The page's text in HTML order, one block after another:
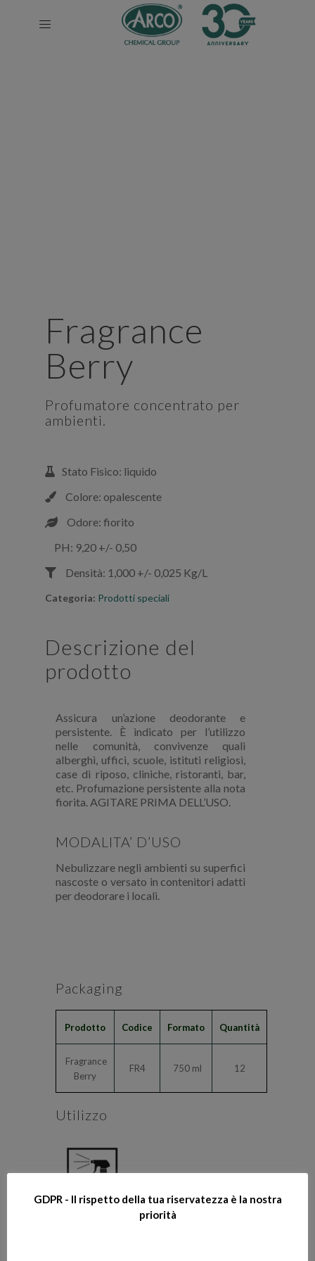
Fragrance
Berry
Profumatore concentrato per
ambienti.
Stato Fisico: liquido
Colore: opalescente
Odore: fiorito
PH: 9,20 +/- 0,50
Densità: 1,000 +/- 0,025 Kg/L
Categoria: Prodotti speciali
Descrizione del
prodotto
Assicura un’azione deodorante e
persistente. È indicato per l’utilizzo
nelle comunità, convivenze quali
alberghi, uffici, scuole, istituti religiosi,
case di riposo, cliniche, ristoranti, bar,
etc. Profumazione persistente alla nota
fiorita. AGITARE PRIMA DELL’USO.
MODALITA’ D’USO
Nebulizzare negli ambienti su superfici
nascoste o versato in contenitori adatti
per deodorare i locali.
Packaging
Prodotto Codice Formato Quantità
Fragrance
Berry
FR4 750 ml 12
Utilizzo
GDPR - Il rispetto della tua riservatezza è la nostra
priorità